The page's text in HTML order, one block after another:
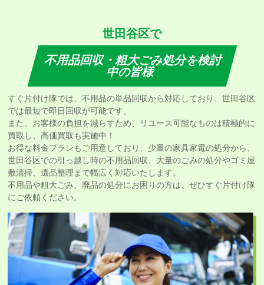
世田谷区で
不用品回収・粗大ごみ処分を検討
中の皆様
すぐ片付け隊では、不用品の単品回収から対応しており、世田谷区
では最短で即日回収が可能です。
また、お客様の負担を減らすため、リユース可能なものは積極的に
買取し、高価買取も実施中！
お得な料金プランもご用意しており、少量の家具家電の処分から、
世田谷区での引っ越し時の不用品回収、大量のごみの処分やゴミ屋
敷清掃、遺品整理まで幅広く対応いたします。
不用品や粗大ごみ、廃品の処分にお困りの方は、ぜひすぐ片付け隊
にご依頼ください。